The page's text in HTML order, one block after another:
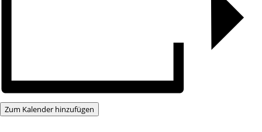
Zum Kalender hinzufügen